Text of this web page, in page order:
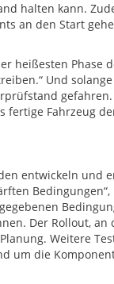
halten kann.
an den Start
heißesten Phase
Und
fertige Fahrzeug
entwickeln und
Der Rollout, an
Weitere
um die